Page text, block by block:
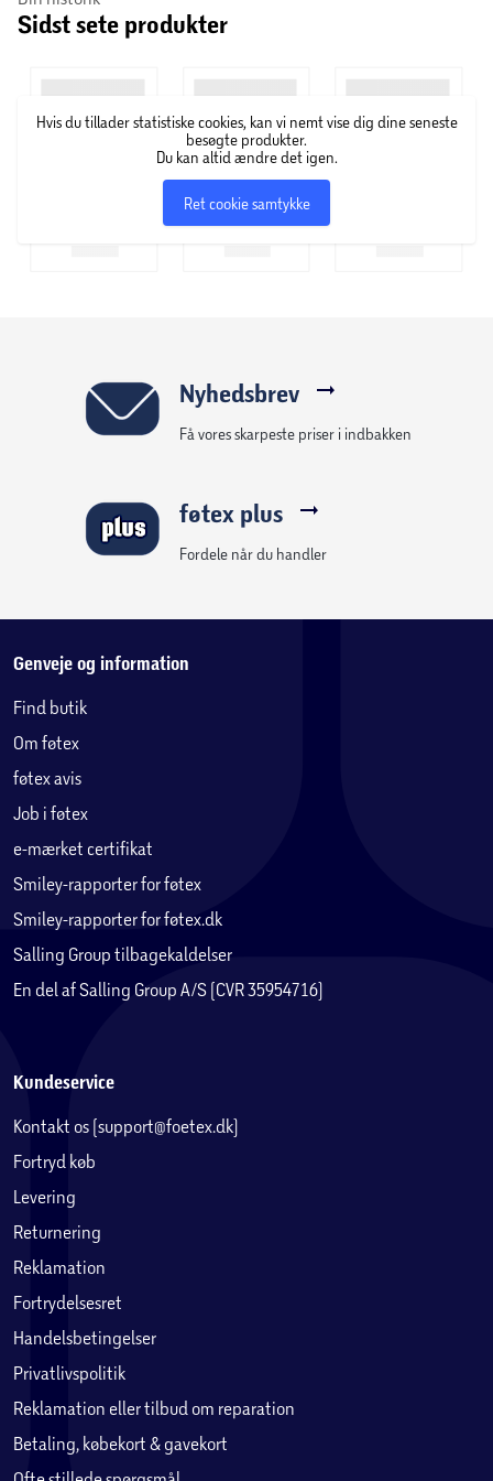
Specifikationer:
Kompatibel med Salling vandfilterkande og Brita
Sidst sete produkter
Hvis du tillader statistiske cookies, kan vi nemt vise dig dine seneste
besøgte produkter.
Du kan altid ændre det igen.
Ret cookie samtykke
Nyhedsbrev
Få vores skarpeste priser i indbakken
føtex plus
Fordele når du handler
Genveje og information
Find butik
Om føtex
føtex avis
Job i føtex
e-mærket certifikat
Smiley-rapporter for føtex
Smiley-rapporter for føtex.dk
Salling Group tilbagekaldelser
En del af Salling Group A/S (CVR 35954716)
Kundeservice
Kontakt os (support@foetex.dk)
Fortryd køb
Levering
Returnering
Reklamation
Fortrydelsesret
Handelsbetingelser
Privatlivspolitik
Reklamation eller tilbud om reparation
Betaling, købekort & gavekort